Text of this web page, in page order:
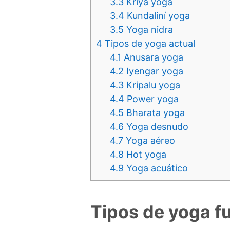
3.4 Kundaliní yoga
3.5 Yoga nidra
4 Tipos de yoga actual
4.1 Anusara yoga
4.2 Iyengar yoga
4.3 Kripalu yoga
4.4 Power yoga
4.5 Bharata yoga
4.6 Yoga desnudo
4.7 Yoga aéreo
4.8 Hot yoga
4.9 Yoga acuático
Tipos de yoga